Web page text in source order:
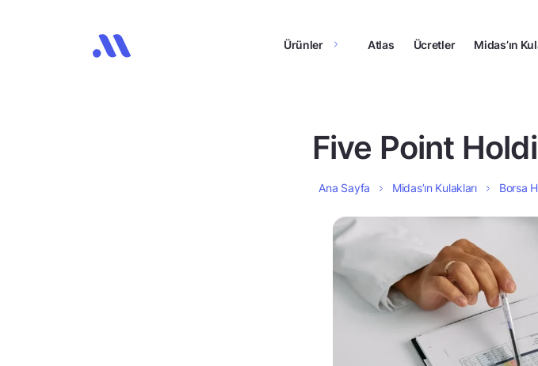
Ürünler Atlas Ücretler Midas’ın
Five Point
Ana Sayfa Midas’ın Kulakları Borsa